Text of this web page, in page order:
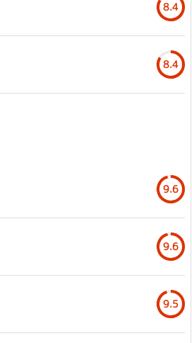
8.4
8.4
9.6
9.6
9.5